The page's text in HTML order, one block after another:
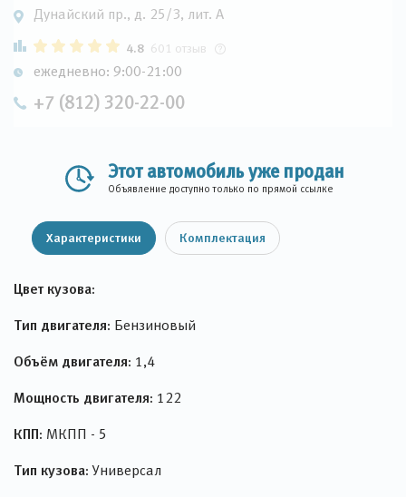
Дунайский пр., д. 25/3, лит. А
4.8 601 отзыв
ежедневно: 9:00-21:00
+7 (812) 320-22-00
Этот автомобиль уже продан
Объявление доступно только по прямой ссылке
Характеристики Комплектация
Цвет кузова:
Тип двигателя: Бензиновый
Объём двигателя: 1,4
Мощность двигателя: 122
КПП: МКПП - 5
Тип кузова: Универсал